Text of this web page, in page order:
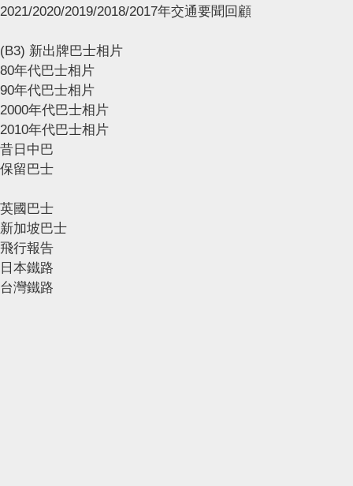
2021/2020/2019/2018/2017年交通要聞回顧
(B3) 新出牌巴士相片
80年代巴士相片
90年代巴士相片
2000年代巴士相片
2010年代巴士相片
昔日中巴
保留巴士
英國巴士
新加坡巴士
飛行報告
日本鐵路
台灣鐵路